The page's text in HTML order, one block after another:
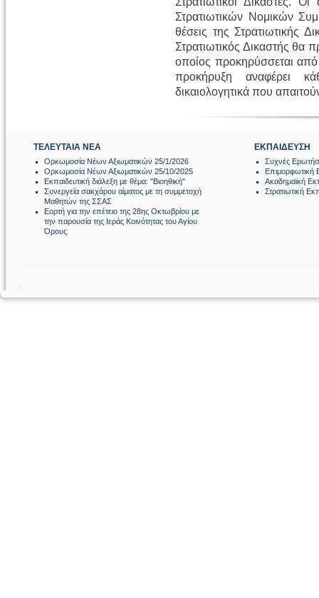
Στρατιωτικών Νομικών
θέσεις της Στρατιωτικής
Στρατιωτικός Δικαστής θα
οποίος προκηρύσσεται
προκήρυξη αναφέρει
δικαιολογητικά που
ΤΕΛΕΥΤΑΙΑ ΝΕΑ
Ορκωμοσία Νέων Αξιωματικών 25/1/2026
Ορκωμοσία Νέων Αξιωματικών 25/10/2025
Εκπαιδευτική διάλεξη με θέμα: "Βιοηθική"
Συνεργεία σακχάρου αίματος με τη συμμετοχή
Μαθητών της ΣΣΑΣ
Εορτή για την επέτειο της 28ης Οκτωβρίου με
την παρουσία της Ιεράς Κοινότητας του Αγίου
Όρους
ΕΚΠΑΙΔΕΥΣΗ
Συχνές
Επιμορφωτική
Ακαδημαϊκή
Στρατιωτική